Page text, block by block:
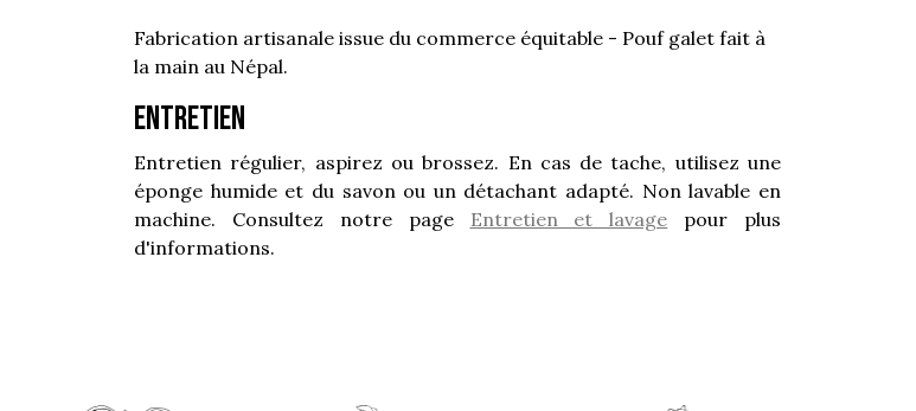
Fabrication artisanale issue du commerce équitable - Pouf galet fait à
la main au Népal.
Entretien
Entretien régulier, aspirez ou brossez. En cas de tache, utilisez une
éponge humide et du savon ou un détachant adapté. Non lavable en
machine. Consultez notre page Entretien et lavage pour plus
d'informations.